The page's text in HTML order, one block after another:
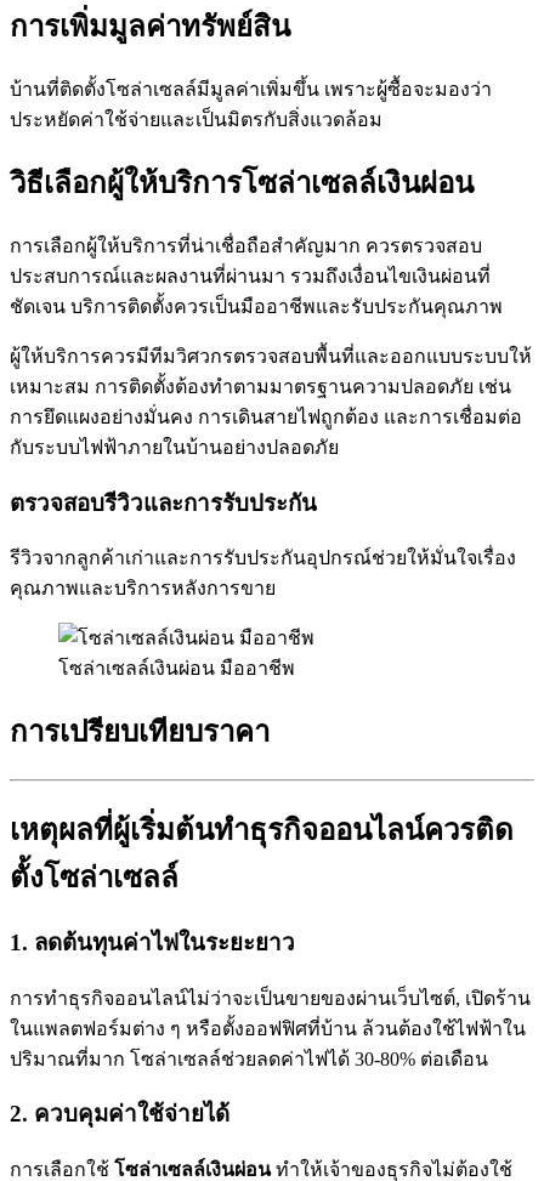
การเพิ่มมูลค่าทรัพย์สิน
บ้านที่ติดตั้งโซล่าเซลล์มีมูลค่าเพิ่มขึ้น เพราะผู้ซื้อจะมองว่า
ประหยัดค่าใช้จ่ายและเป็นมิตรกับสิ่งแวดล้อม
วิธีเลือกผู้ให้บริการโซล่าเซลล์เงินผ่อน
การเลือกผู้ให้บริการที่น่าเชื่อถือสำคัญมาก ควรตรวจสอบ
ประสบการณ์และผลงานที่ผ่านมา รวมถึงเงื่อนไขเงินผ่อนที่
ชัดเจน บริการติดตั้งควรเป็นมืออาชีพและรับประกันคุณภาพ
ผู้ให้บริการควรมีทีมวิศวกรตรวจสอบพื้นที่และออกแบบระบบให้
เหมาะสม การติดตั้งต้องทำตามมาตรฐานความปลอดภัย เช่น
การยึดแผงอย่างมั่นคง การเดินสายไฟถูกต้อง และการเชื่อมต่อ
กับระบบไฟฟ้าภายในบ้านอย่างปลอดภัย
ตรวจสอบรีวิวและการรับประกัน
รีวิวจากลูกค้าเก่าและการรับประกันอุปกรณ์ช่วยให้มั่นใจเรื่อง
คุณภาพและบริการหลังการขาย
โซล่าเซลล์เงินผ่อน มืออาชีพ
การเปรียบเทียบราคา
เหตุผลที่ผู้เริ่มต้นทำธุรกิจออนไลน์ควรติด
ตั้งโซล่าเซลล์
1. ลดต้นทุนค่าไฟในระยะยาว
การทำธุรกิจออนไลน์ไม่ว่าจะเป็นขายของผ่านเว็บไซต์, เปิดร้าน
ในแพลตฟอร์มต่าง ๆ หรือตั้งออฟฟิศที่บ้าน ล้วนต้องใช้ไฟฟ้าใน
ปริมาณที่มาก โซล่าเซลล์ช่วยลดค่าไฟได้ 30-80% ต่อเดือน
2. ควบคุมค่าใช้จ่ายได้
การเลือกใช้ โซล่าเซลล์เงินผ่อนทำให้เจ้าของธุรกิจไม่ต้องใช้